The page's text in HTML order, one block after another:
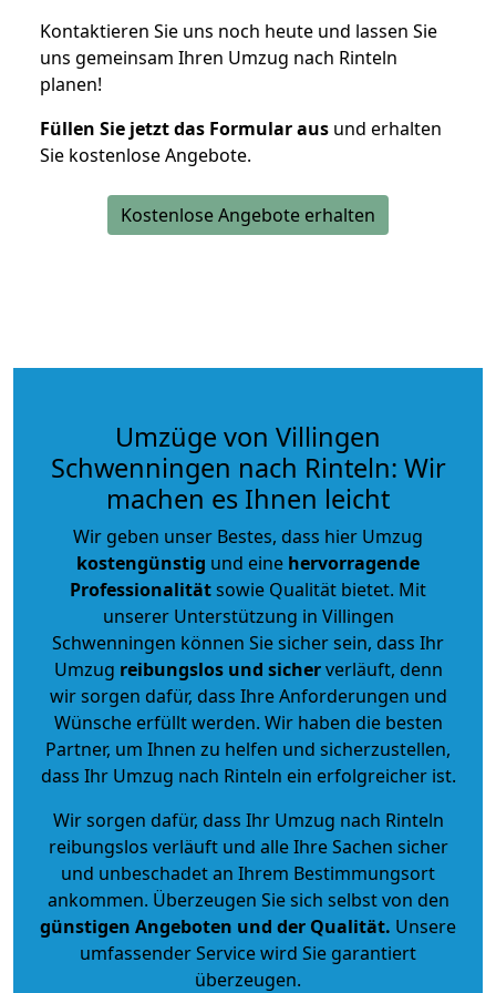
Kontaktieren Sie uns noch heute und lassen Sie
uns gemeinsam Ihren Umzug nach Rinteln
planen!
Füllen Sie jetzt das Formular aus und erhalten
Sie kostenlose Angebote.
Kostenlose Angebote erhalten
Umzüge von Villingen
Schwenningen nach Rinteln: Wir
machen es Ihnen leicht
Wir geben unser Bestes, dass hier Umzug
kostengünstig und eine hervorragende
Professionalitätsowie Qualität bietet. Mit
unserer Unterstützung in Villingen
Schwenningen können Sie sicher sein, dass Ihr
Umzug reibungslos und sicherverläuft, denn
wir sorgen dafür, dass Ihre Anforderungen und
Wünsche erfüllt werden. Wir haben die besten
Partner, um Ihnen zu helfen und sicherzustellen,
dass Ihr Umzug nach Rinteln ein erfolgreicher ist.
Wir sorgen dafür, dass Ihr Umzug nach Rinteln
reibungslos verläuft und alle Ihre Sachen sicher
und unbeschadet an Ihrem Bestimmungsort
ankommen. Überzeugen Sie sich selbst von den
günstigen Angeboten und der Qualität. Unsere
umfassender Service wird Sie garantiert
überzeugen.